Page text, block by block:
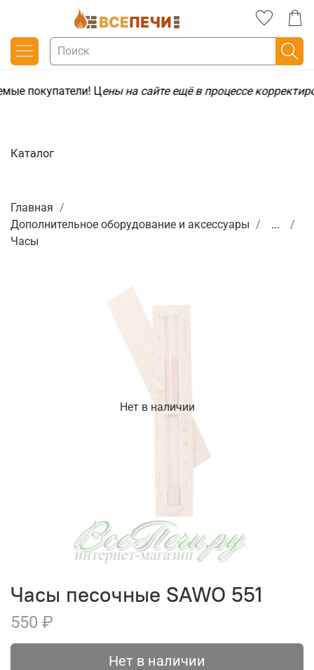
покупатели! Цены на сайте ещё в процессе
Главная
Дополнительное оборудование и аксессуары
...
Часы
Нет в наличии
Часы песочные SAWO 551
550 ₽
Нет в наличии
Каталог